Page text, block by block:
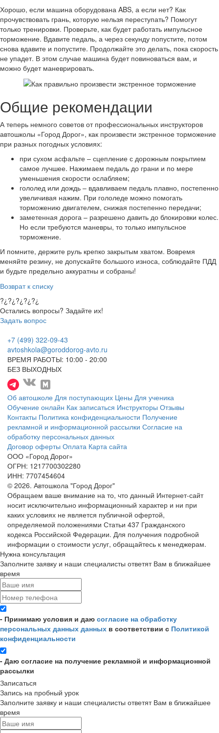
Хорошо, если машина оборудована ABS, а если нет? Как
прочувствовать грань, которую нельзя переступать? Помогут
только тренировки. Проверьте, как будет работать импульсное
торможение. Вдавите педаль, а через секунду попустите, потом
снова вдавите и попустите. Продолжайте это делать, пока скорость
не упадет. В этом случае машина будет повиноваться вам, и
можно будет маневрировать.
Общие рекомендации
А теперь немного советов от профессиональных инструкторов
автошколы «Город Дорог», как произвести экстренное торможение
при разных погодных условиях:
при сухом асфальте – сцепление с дорожным покрытием
самое лучшее. Нажимаем педаль до грани и по мере
уменьшения скорости ослабляем;
гололед или дождь – вдавливаем педаль плавно, постепенно
увеличивая нажим. При гололеде можно помогать
торможению двигателем, снижая постепенно передачи;
заметенная дорога – разрешено давить до блокировки колес.
Но если требуются маневры, то только импульсное
торможение.
И помните, держите руль крепко закрытым хватом. Вовремя
меняйте резину, не допускайте большого износа, соблюдайте ПДД
и будьте предельно аккуратны и собраны!
Возврат к списку
?¿?¿?¿?¿?¿
Остались вопросы? Задайте их!
Задать вопрос
+7 (499) 322-09-43
avtoshkola@goroddorog-avto.ru
ВРЕМЯ РАБОТЫ: 10:00 - 20:00
БЕЗ ВЫХОДНЫХ
Об автошколе Для поступающих Цены Для ученика
Обучение онлайн Как записаться Инструкторы Отзывы
Контакты Политика конфиденциальности Получение
рекламной и информационной рассылки Согласие на
обработку персональных данных
Договор оферты Оплата Карта сайта
ООО «Город Дорог»
ОГРН: 1217700302280
ИНН: 7707454604
© 2026. Автошкола "Город Дорог"
Обращаем ваше внимание на то, что данный Интернет-сайт
носит исключительно информационный характер и ни при
каких условиях не является публичной офертой,
определяемой положениями Статьи 437 Гражданского
кодекса Российской Федерации. Для получения подробной
информации о стоимости услуг, обращайтесь к менеджерам.
Нужна консультация
Заполните заявку и наши специалисты ответят Вам в ближайшее
время
- Принимаю условия и даю согласие на обработку
персональных данных данных в соответствии с Политикой
конфиденциальности
- Даю согласие на получение рекламной и информационной
рассылки
Записаться
Запись на пробный урок
Заполните заявку и наши специалисты ответят Вам в ближайшее
время